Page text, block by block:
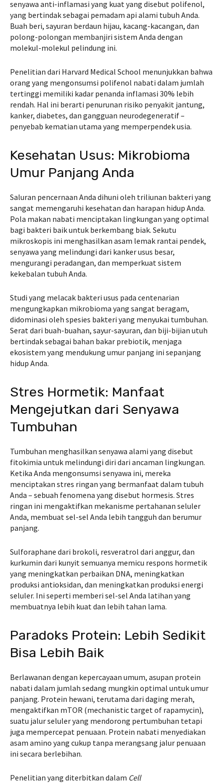
senyawa anti-inflamasi yang kuat yang disebut polifenol,
yang bertindak sebagai pemadam api alami tubuh Anda.
Buah beri, sayuran berdaun hijau, kacang-kacangan, dan
polong-polongan membanjiri sistem Anda dengan
molekul-molekul pelindung ini.
Penelitian dari Harvard Medical School menunjukkan bahwa
orang yang mengonsumsi polifenol nabati dalam jumlah
tertinggi memiliki kadar penanda inflamasi 30% lebih
rendah. Hal ini berarti penurunan risiko penyakit jantung,
kanker, diabetes, dan gangguan neurodegeneratif –
penyebab kematian utama yang memperpendek usia.
Kesehatan Usus: Mikrobioma
Umur Panjang Anda
Saluran pencernaan Anda dihuni oleh triliunan bakteri yang
sangat memengaruhi kesehatan dan harapan hidup Anda.
Pola makan nabati menciptakan lingkungan yang optimal
bagi bakteri baik untuk berkembang biak. Sekutu
mikroskopis ini menghasilkan asam lemak rantai pendek,
senyawa yang melindungi dari kanker usus besar,
mengurangi peradangan, dan memperkuat sistem
kekebalan tubuh Anda.
Studi yang melacak bakteri usus pada centenarian
mengungkapkan mikrobioma yang sangat beragam,
didominasi oleh spesies bakteri yang menyukai tumbuhan.
Serat dari buah-buahan, sayur-sayuran, dan biji-bijian utuh
bertindak sebagai bahan bakar prebiotik, menjaga
ekosistem yang mendukung umur panjang ini sepanjang
hidup Anda.
Stres Hormetik: Manfaat
Mengejutkan dari Senyawa
Tumbuhan
Tumbuhan menghasilkan senyawa alami yang disebut
fitokimia untuk melindungi diri dari ancaman lingkungan.
Ketika Anda mengonsumsi senyawa ini, mereka
menciptakan stres ringan yang bermanfaat dalam tubuh
Anda – sebuah fenomena yang disebut hormesis. Stres
ringan ini mengaktifkan mekanisme pertahanan seluler
Anda, membuat sel-sel Anda lebih tangguh dan berumur
panjang.
Sulforaphane dari brokoli, resveratrol dari anggur, dan
kurkumin dari kunyit semuanya memicu respons hormetik
yang meningkatkan perbaikan DNA, meningkatkan
produksi antioksidan, dan meningkatkan produksi energi
seluler. Ini seperti memberi sel-sel Anda latihan yang
membuatnya lebih kuat dan lebih tahan lama.
Paradoks Protein: Lebih Sedikit
Bisa Lebih Baik
Berlawanan dengan kepercayaan umum, asupan protein
nabati dalam jumlah sedang mungkin optimal untuk umur
panjang. Protein hewani, terutama dari daging merah,
mengaktifkan mTOR (mechanistic target of rapamycin),
suatu jalur seluler yang mendorong pertumbuhan tetapi
juga mempercepat penuaan. Protein nabati menyediakan
asam amino yang cukup tanpa merangsang jalur penuaan
ini secara berlebihan.
Penelitian yang diterbitkan dalam Cell